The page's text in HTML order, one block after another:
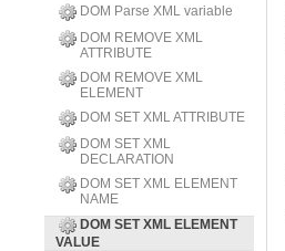
DOM Parse XML variable
DOM REMOVE XML
ATTRIBUTE
DOM REMOVE XML
ELEMENT
DOM SET XML ATTRIBUTE
DOM SET XML
DECLARATION
DOM SET XML ELEMENT
NAME
DOM SET XML ELEMENT
VALUE